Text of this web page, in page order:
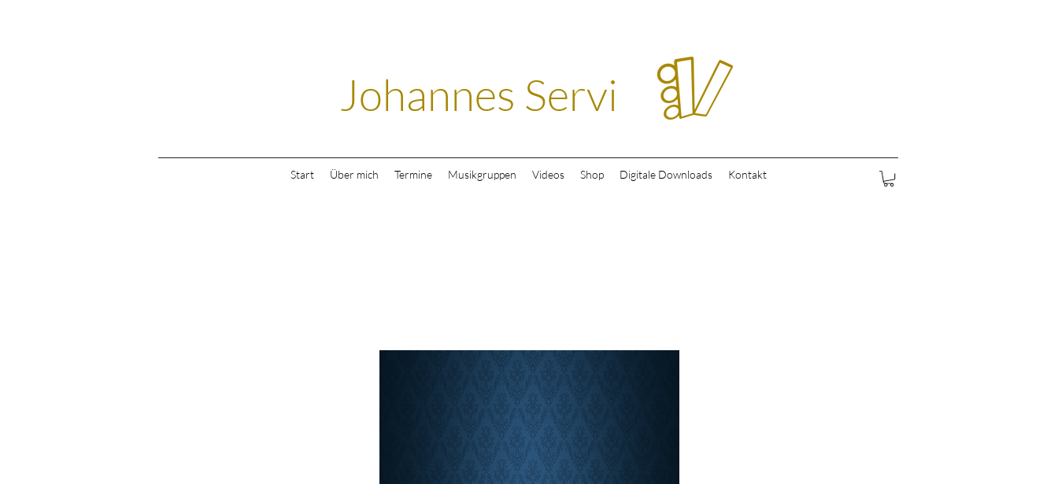
Johannes Servi
Start Über mich Termine Musikgruppen Videos Shop Digitale Downloads Kontakt